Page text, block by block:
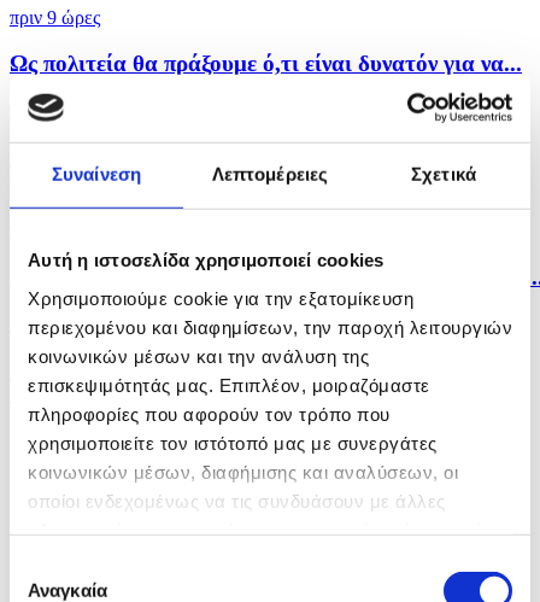
Συναίνεση Λεπτομέρειες Σχετικά
Αυτή η ιστοσελίδα χρησιμοποιεί cookies
Χρησιμοποιούμε cookie για την εξατομίκευση
περιεχομένου και διαφημίσεων, την παροχή λειτουργιών
κοινωνικών μέσων και την ανάλυση της
επισκεψιμότητάς μας. Επιπλέον, μοιραζόμαστε
πληροφορίες που αφορούν τον τρόπο που
χρησιμοποιείτε τον ιστότοπό μας με συνεργάτες
κοινωνικών μέσων, διαφήμισης και αναλύσεων, οι
οποίοι ενδεχομένως να τις συνδυάσουν με άλλες
των υπηρεσιών τους.
συγκατάθεσης
Αναγκαία
πριν 9 ώρες
Ως πολιτεία θα πράξουμε ό,τι είναι δυνατόν για να...
πριν 10 ώρες
μνήμη...
Η Σόφια κατηγορεί το Κίεβο για το μη
πριν 11 ώρες
Λίβανος: Η Βηρυτός αναφέρει ισραηλινή εισβολή σε
ένα...